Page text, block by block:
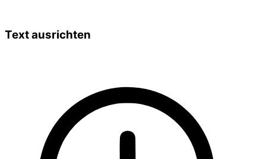
Text ausrichten